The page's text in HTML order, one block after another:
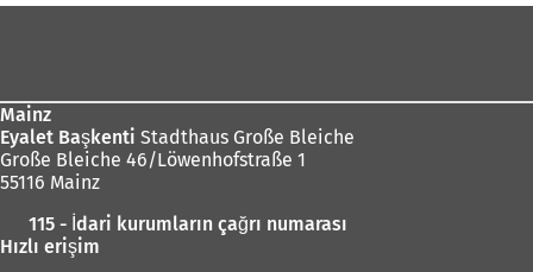
Mainz
Eyalet Başkenti Stadthaus Große Bleiche
Große Bleiche 46/Löwenhofstraße 1
55116 Mainz
115 - İdari kurumların çağrı numarası
Hızlı erişim